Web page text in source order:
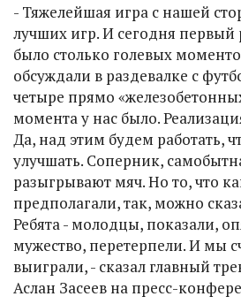
- Тяжелейшая игра с нашей
лучших игр. И сегодня первый
было столько голевых
обсуждали в раздевалке с
четыре прямо
момента у нас было.
Да, над этим будем работать,
улучшать. Соперник,
разыгрывают мяч. Но то, что
предполагали, так, можно
Ребята - молодцы, показали,
мужество, перетерпели. И мы
выиграли, - сказал главный
Аслан Засеев на пресс-